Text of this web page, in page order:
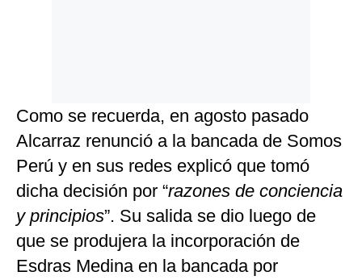
Como se recuerda, en agosto pasado
Alcarraz renunció a la bancada de Somos
Perú y en sus redes explicó que tomó
dicha decisión por “razones de conciencia
y principios”. Su salida se dio luego de
que se produjera la incorporación de
Esdras Medina en la bancada por